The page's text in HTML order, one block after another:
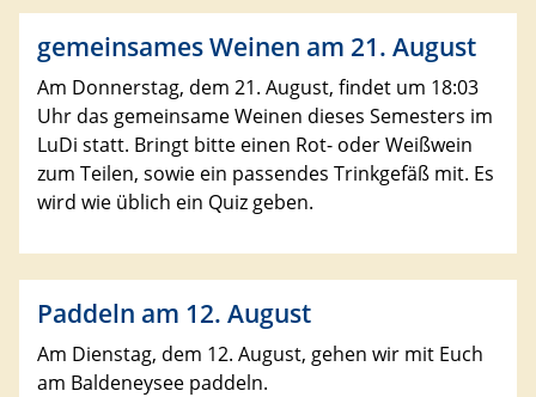
gemeinsames Weinen am 21. August
Am Donnerstag, dem 21. August, findet um 18:03
Uhr das gemeinsame Weinen dieses Semesters im
LuDi statt. Bringt bitte einen Rot- oder Weißwein
zum Teilen, sowie ein passendes Trinkgefäß mit. Es
wird wie üblich ein Quiz geben.
Paddeln am 12. August
Am Dienstag, dem 12. August, gehen wir mit Euch
am Baldeneysee paddeln.